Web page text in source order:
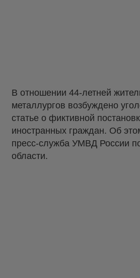
В отношении 44-летней
металлургов возбуждено
статье о фиктивной
иностранных граждан. Об
пресс-служба УМВД России
области.